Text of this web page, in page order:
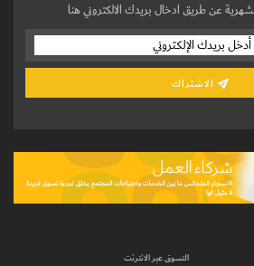
عن طريق ادخال بريدك الالكتروني هنا
التسوق عبر الانترنت